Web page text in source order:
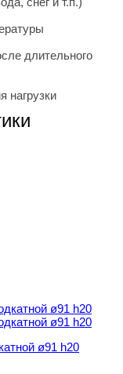
длительного
нагрузки
ø91 h20
ø91 h20